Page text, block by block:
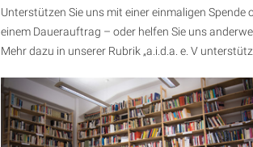
Unterstützen Sie uns mit einer einmaligen Spende
einem Dauerauftrag – oder helfen Sie uns
Mehr dazu in unserer Rubrik „a.i.d.a. e. V